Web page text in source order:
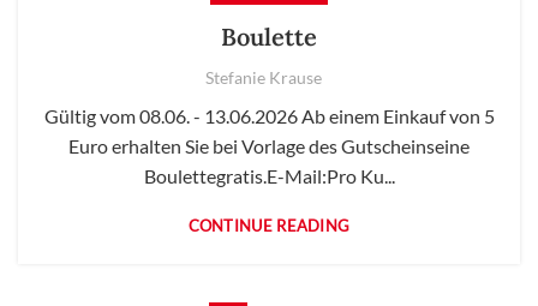
Boulette
Stefanie Krause
Gültig vom 08.06. - 13.06.2026 Ab einem Einkauf von 5
Euro erhalten Sie bei Vorlage des Gutscheinseine
Boulettegratis.E-Mail:Pro Ku...
CONTINUE READING